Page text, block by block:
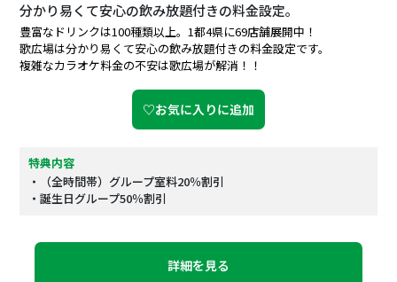
分かり易くて安心の飲み放題付きの料金設定｡
豊富なドリンクは100種類以上。1都4県に69店舗展開中！
歌広場は分かり易くて安心の飲み放題付きの料金設定です。
複雑なカラオケ料金の不安は歌広場が解消！！
♡お気に入りに追加
特典内容
・（全時間帯）グループ室料20％割引
・誕生日グループ50％割引
詳細を見る